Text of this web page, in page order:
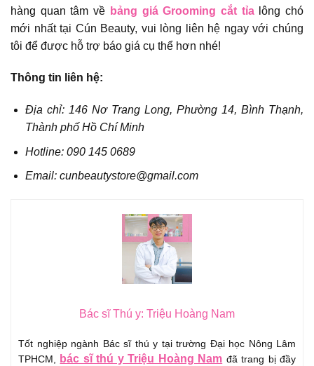
hàng quan tâm về bảng giá Grooming cắt tỉa
lông chó
mới nhất tại Cún Beauty, vui lòng liên hệ ngay với chúng
tôi để được hỗ trợ báo giá cụ thể hơn nhé!
Thông tin liên hệ:
Địa chỉ: 146 Nơ Trang Long, Phường 14, Bình Thạnh,
Thành phố Hồ Chí Minh
Hotline: 090 145 0689
Email: cunbeautystore@gmail.com
Bác sĩ Thú y: Triệu Hoàng Nam
Tốt nghiệp ngành Bác sĩ thú y tại trường Đại học Nông Lâm
TPHCM, bác sĩ thú y Triệu Hoàng Nam đã trang bị đầy